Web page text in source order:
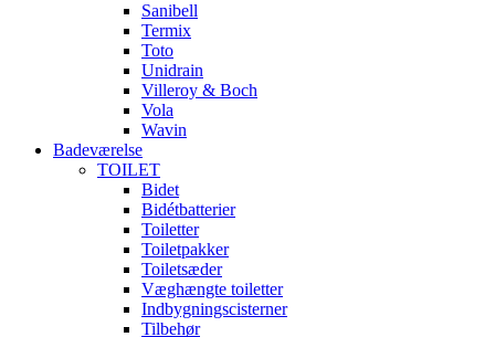
Sanibell
Termix
Toto
Unidrain
Villeroy & Boch
Vola
Wavin
Badeværelse
TOILET
Bidet
Bidétbatterier
Toiletter
Toiletpakker
Toiletsæder
Væghængte toiletter
Indbygningscisterner
Tilbehør